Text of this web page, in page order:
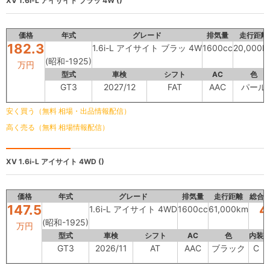
価格 年式 グレード 排気量 走行距離
182.3
万円 (昭和-1925)
1.6i-L アイサイト ブラッ 4W1600cc
型式 車検 シフト AC 色
GT3 2027/12 FAT AAC パール
安く買う（無料 相場・出品情報配信）
高く売る（無料 相場情報配信）
XV 1.6i-L アイサイト 4WD ()
価格 年式 グレード 排気量 走行距離 総合
147.5
万円 (昭和-1925)
1.6i-L アイサイト 4WD1600cc61,000km 4
型式 車検 シフト AC 色 内装
GT3 2026/11 AT AAC ブラック C